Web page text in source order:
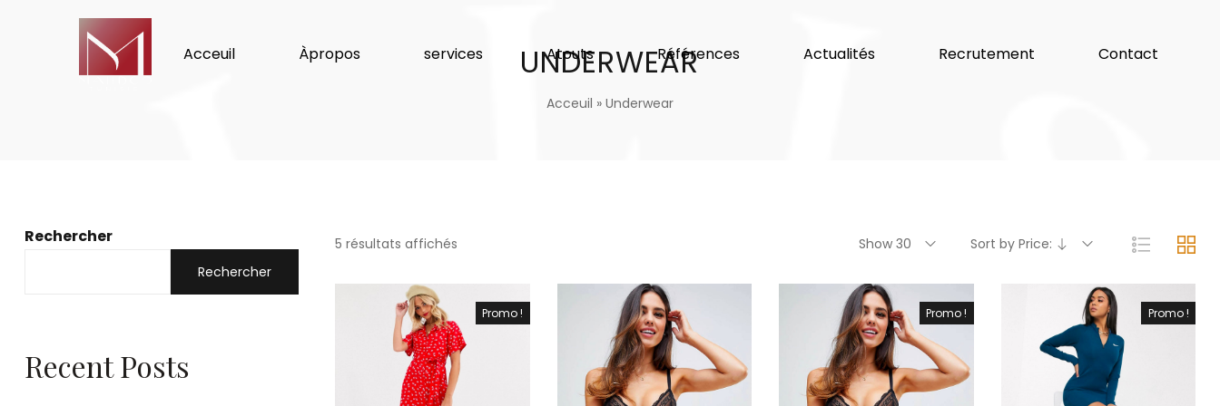
Acceuil Àpropos services Atouts Références Actualités Recrutement Contact
UNDERWEAR
Acceuil » Underwear
Rechercher
Rechercher
Recent Posts
5 résultats affichés Show 30 Sort by Price:
Promo ! Promo ! Promo !